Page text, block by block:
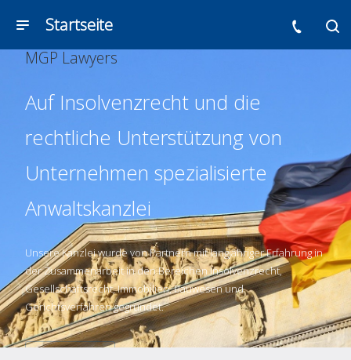
Startseite
MGP Lawyers
Auf Insolvenzrecht und die
rechtliche Unterstützung von
Unternehmen spezialisierte
Anwaltskanzlei
Unsere Kanzlei wurde von Partnern mit langjähriger Erfahrung in
der Zusammenarbeit in den Bereichen Insolvenzrecht,
Gesellschaftsrecht, Immobilien, Bauwesen und
Gerichtsverfahren gegründet.